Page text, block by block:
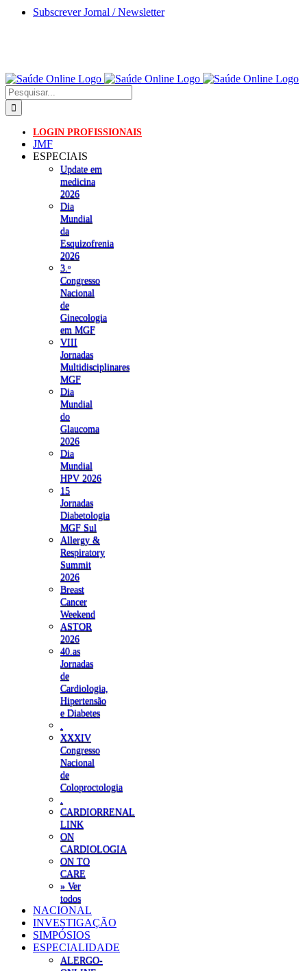
Skip
Subscrever Jornal / Newsletter
Pesquisar
LOGIN PROFISSIONAIS
JMF
ESPECIAIS
Update em
medicina
2026
Dia
Mundial
da
Esquizofrenia
2026
3.ᵒ
Congresso
Nacional
de
Ginecologia
em MGF
VIII
Jornadas
Multidisciplinares
MGF
Dia
Mundial
do
Glaucoma
2026
Dia
Mundial
HPV 2026
15
Jornadas
Diabetologia
MGF Sul
Allergy &
Respiratory
Summit
2026
Breast
Cancer
Weekend
ASTOR
2026
40.as
Jornadas
de
Cardiologia,
Hipertensão
e Diabetes
XXXIV
Congresso
Nacional
de
Coloproctologia
CARDIORRENAL
LINK
ON
CARDIOLOGIA
ON TO
CARE
» Ver
todos
NACIONAL
INVESTIGAÇÃO
SIMPÓSIOS
ESPECIALIDADE
ALERGO-